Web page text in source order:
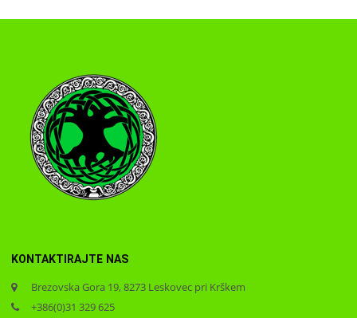
KONTAKTIRAJTE NAS
Brezovska Gora 19, 8273 Leskovec pri Krškem
+386(0)31 329 625